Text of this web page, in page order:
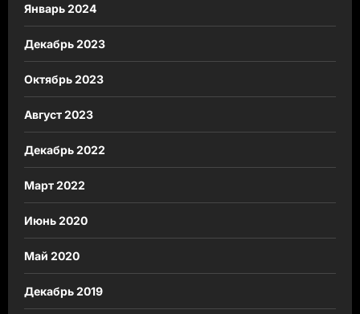
Январь 2024
Декабрь 2023
Октябрь 2023
Август 2023
Декабрь 2022
Март 2022
Июнь 2020
Май 2020
Декабрь 2019